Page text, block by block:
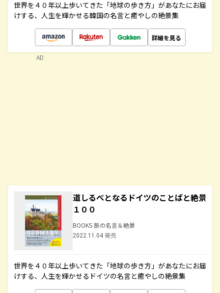
世界を４０年以上歩いてきた「地球の歩き方」があなたにお届
けする、人生を輝かせる韓国の名言と癒やしの絶景集
詳細を見る
道しるべとなるドイツのことばと絶景
１００
BOOKS 旅の名言＆絶景
2022.11.04 発売
世界を４０年以上歩いてきた「地球の歩き方」があなたにお届
けする、人生を輝かせるドイツの名言と癒やしの絶景集
AD